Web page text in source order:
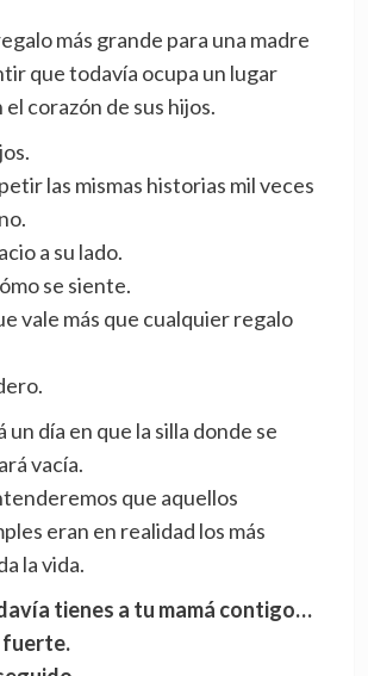
más grande para una madre
que todavía ocupa un lugar
corazón de sus hijos.
las mismas historias mil veces
a su lado.
se siente.
vale más que cualquier regalo
un día en que la silla donde se
vacía.
que aquellos
eran en realidad los más
la vida.
tienes a tu mamá contigo…
fuerte.